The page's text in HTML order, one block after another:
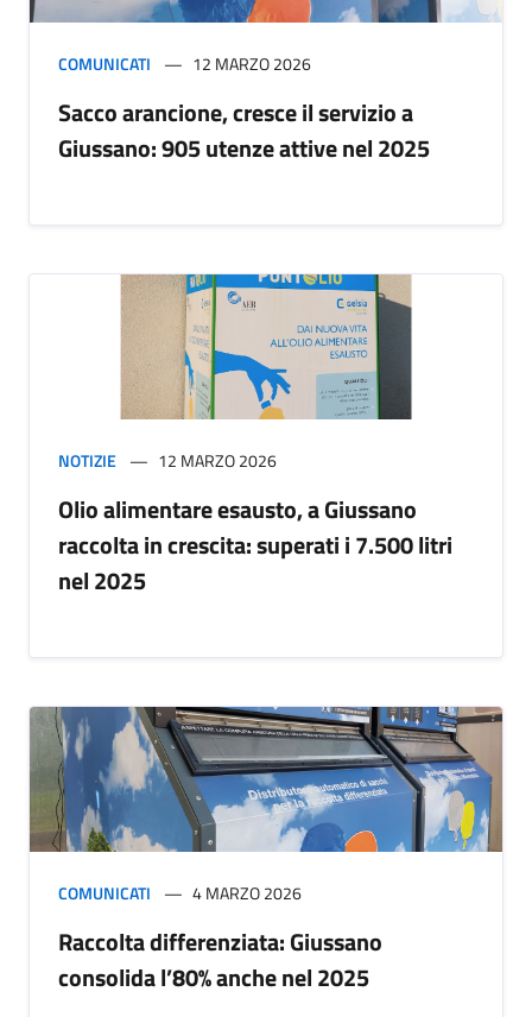
COMUNICATI 12 MARZO 2026
Sacco arancione, cresce il servizio a
Giussano: 905 utenze attive nel 2025
NOTIZIE 12 MARZO 2026
Olio alimentare esausto, a Giussano
raccolta in crescita: superati i 7.500 litri
nel 2025
COMUNICATI 4 MARZO 2026
Raccolta differenziata: Giussano
consolida l’80% anche nel 2025